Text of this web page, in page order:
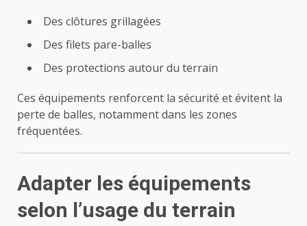
Des clôtures grillagées
Des filets pare-balles
Des protections autour du terrain
Ces équipements renforcent la sécurité et évitent la
perte de balles, notamment dans les zones
fréquentées.
Adapter les équipements
selon l’usage du terrain